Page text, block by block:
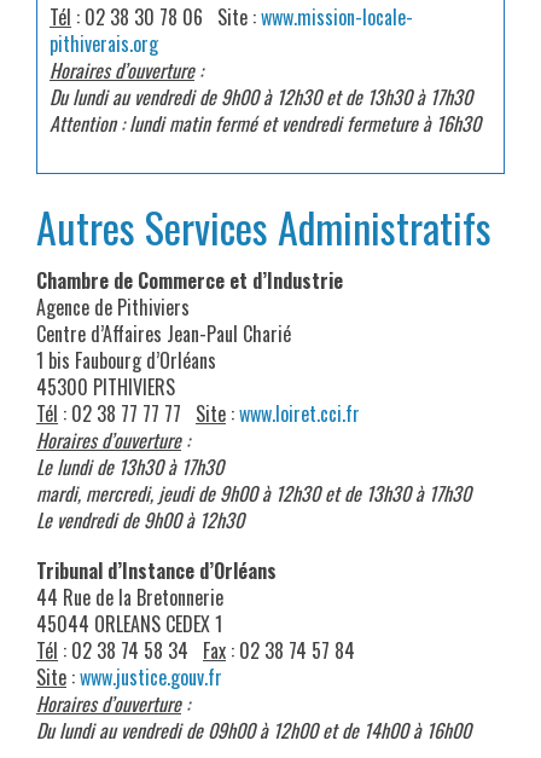
Tél : 02 38 30 78 06 Site :www.mission-locale-
pithiverais.org
Horaires d’ouverture:
Du lundi au vendredi de 9h00 à 12h30 et de 13h30 à 17h30
Attention : lundi matin fermé et vendredi fermeture à 16h30
Autres Services Administratifs
Chambre de Commerce et d’Industrie
Agence de Pithiviers
Centre d’Affaires Jean-Paul Charié
1 bis Faubourg d’Orléans
45300 PITHIVIERS
Tél : 02 38 77 77 77 Site :www.loiret.cci.fr
Horaires d’ouverture:
Le lundi de 13h30 à 17h30
mardi, mercredi, jeudi de 9h00 à 12h30 et de 13h30 à 17h30
Le vendredi de 9h00 à 12h30
Tribunal d’Instance d’Orléans
44 Rue de la Bretonnerie
45044 ORLEANS CEDEX 1
Tél : 02 38 74 58 34 Fax : 02 38 74 57 84
Site :www.justice.gouv.fr
Horaires d’ouverture:
Du lundi au vendredi de 09h00 à 12h00 et de 14h00 à 16h00